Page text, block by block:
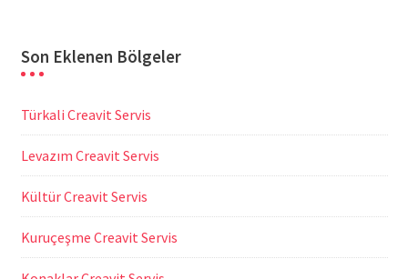
Son Eklenen Bölgeler
Türkali Creavit Servis
Levazım Creavit Servis
Kültür Creavit Servis
Kuruçeşme Creavit Servis